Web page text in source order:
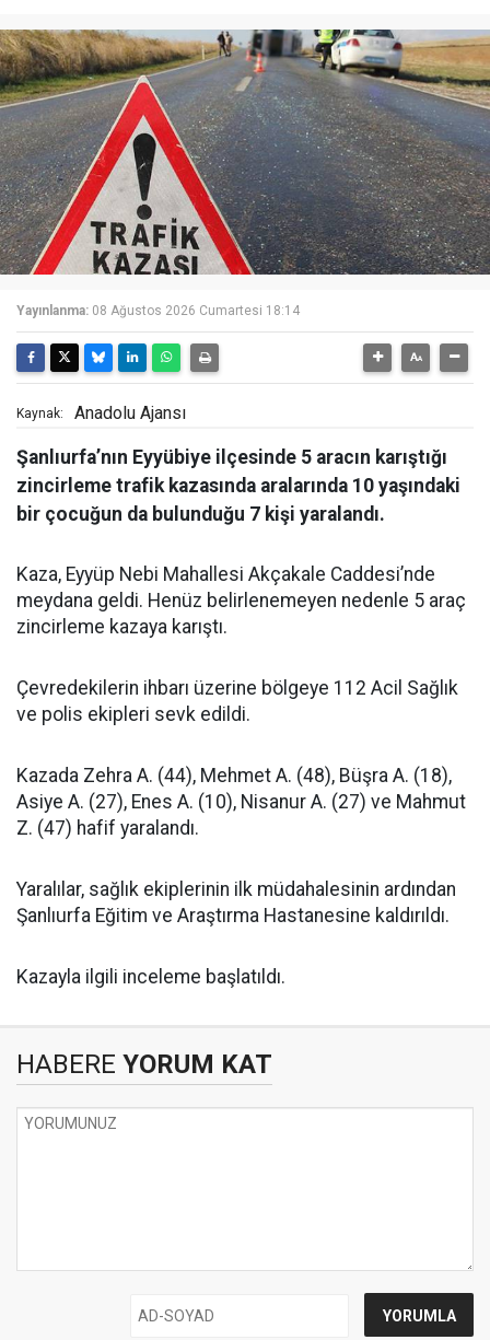
Yayınlanma: 08 Ağustos 2026 Cumartesi 18:14
Kaynak: Anadolu Ajansı
Şanlıurfa’nın Eyyübiye ilçesinde 5 aracın karıştığı
zincirleme trafik kazasında aralarında 10 yaşındaki
bir çocuğun da bulunduğu 7 kişi yaralandı.
Kaza, Eyyüp Nebi Mahallesi Akçakale Caddesi’nde
meydana geldi. Henüz belirlenemeyen nedenle 5 araç
zincirleme kazaya karıştı.
Çevredekilerin ihbarı üzerine bölgeye 112 Acil Sağlık
ve polis ekipleri sevk edildi.
Kazada Zehra A. (44), Mehmet A. (48), Büşra A. (18),
Asiye A. (27), Enes A. (10), Nisanur A. (27) ve Mahmut
Z. (47) hafif yaralandı.
Yaralılar, sağlık ekiplerinin ilk müdahalesinin ardından
Şanlıurfa Eğitim ve Araştırma Hastanesine kaldırıldı.
Kazayla ilgili inceleme başlatıldı.
HABERE YORUM KAT